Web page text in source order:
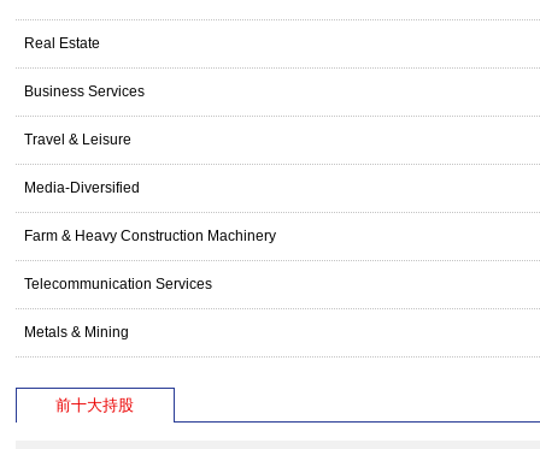
Real Estate
Business Services
Travel & Leisure
Media-Diversified
Farm & Heavy Construction Machinery
Telecommunication Services
Metals & Mining
前十大持股